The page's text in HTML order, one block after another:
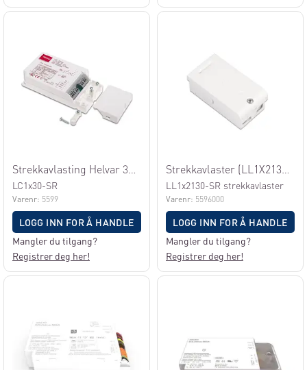
LC1x30-SR
Varenr: 5599
LOGG INN FOR Å HANDLE
Mangler du tilgang?
Registrer deg her!
LL1x2130-SR strekkavlaster
Varenr: 5596000
LOGG INN FOR Å HANDLE
Mangler du tilgang?
Registrer deg her!